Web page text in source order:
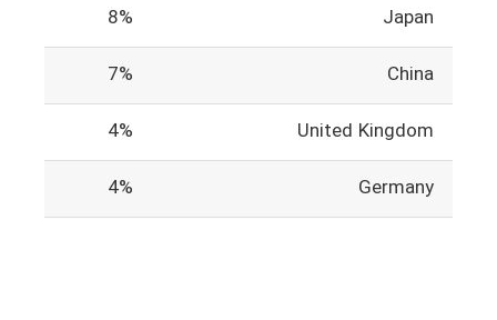
Japan
8%
China
7%
United Kingdom
4%
Germany
4%